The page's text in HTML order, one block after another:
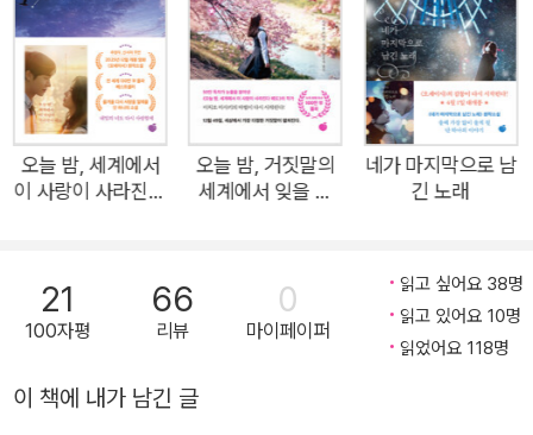
내세워 또 한 편의 가슴 아린 사랑 이야기를 펼쳐놓는다. 밤에 자
고 일어나면 기억이 리셋되는 ‘선행성 기억상실증’을 앓는 히노
마오리와 자신보다 상대를 먼저 생각하는 이타적 순애보를 보여
준 가미야 도루. 그들 곁에서 도루를 향한 자신의 마음을 감춘 채
가장 친한 친구이자 조력자의 위치에 머물러야 했던 와타야. “네
가 아닌 다른 사람을 내가 사랑할 수 있을까?” 붙잡을 수도, 놓을
이즈미는 5월의 어느 날, 한 학년 아래의 같은 과 후배 나루세에
게 고백을 받는다. 절친한 친구의 연인이자 아무에게도 말할 수
없었던 짝사랑 상대 가미야 도루가 갑자기 사라진 지 1년이 지났
지만 와타야는 여전히 그를 잊지 못하고 있다. 당연히 후배의 고
오늘 밤, 세계에서
이 사랑이 사라진다
오늘 밤, 거짓말의
세계에서 잊을 수
네가 마지막으로 남
긴 노래
21
100자평
66
리뷰
0
마이페이퍼
읽고 싶어요 38명
읽고 있어요 10명
읽었어요 118명
이 책에 내가 남긴 글